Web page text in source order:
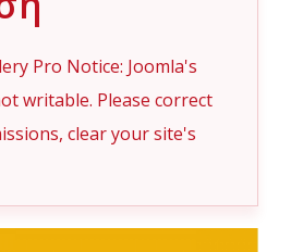
Pro Notice: Joomla's
writable. Please correct
clear your site's